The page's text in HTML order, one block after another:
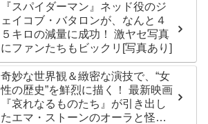
『スパイダーマン』ネッド役のジ
ェイコブ・バタロンが、なんと４
５キロの減量に成功！ 激ヤセ写真
にファンたちもビックリ[写真あり]
奇妙な世界観＆緻密な演技で、“女
性の歴史”を鮮烈に描く！ 最新映画
『哀れなるものたち』が引き出し
たエマ・ストーンのオーラと怪